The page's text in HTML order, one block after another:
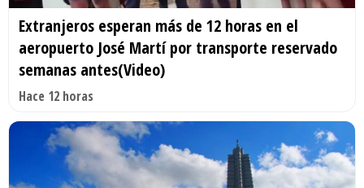
Extranjeros esperan más de 12 horas en el
aeropuerto José Martí por transporte reservado
semanas antes(Video)
Hace 12 horas